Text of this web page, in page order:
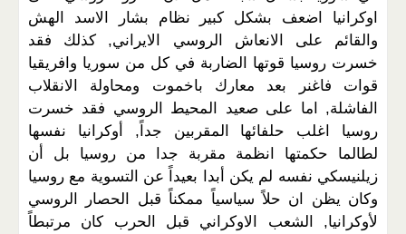
اوكرانيا اضعف بشكل كبير نظام بشار الاسد الهش
والقائم على الانعاش الروسي الايراني, كذلك فقد
خسرت روسيا قوتها الضاربة في كل من سوريا وافريقيا
قوات فاغنر بعد معارك باخموت ومحاولة الانقلاب
الفاشلة, اما على صعيد المحيط الروسي فقد خسرت
روسيا اغلب حلفائها المقربين جداً, أوكرانيا نفسها
لطالما حكمتها انظمة مقربة جدا من روسيا بل أن
زيلنيسكي نفسه لم يكن أبدا بعيداً عن التسوية مع روسيا
وكان يظن ان حلاً سياسياً ممكناً قبل الحصار الروسي
لأوكرانيا, الشعب الاوكراني قبل الحرب كان مرتبطاً